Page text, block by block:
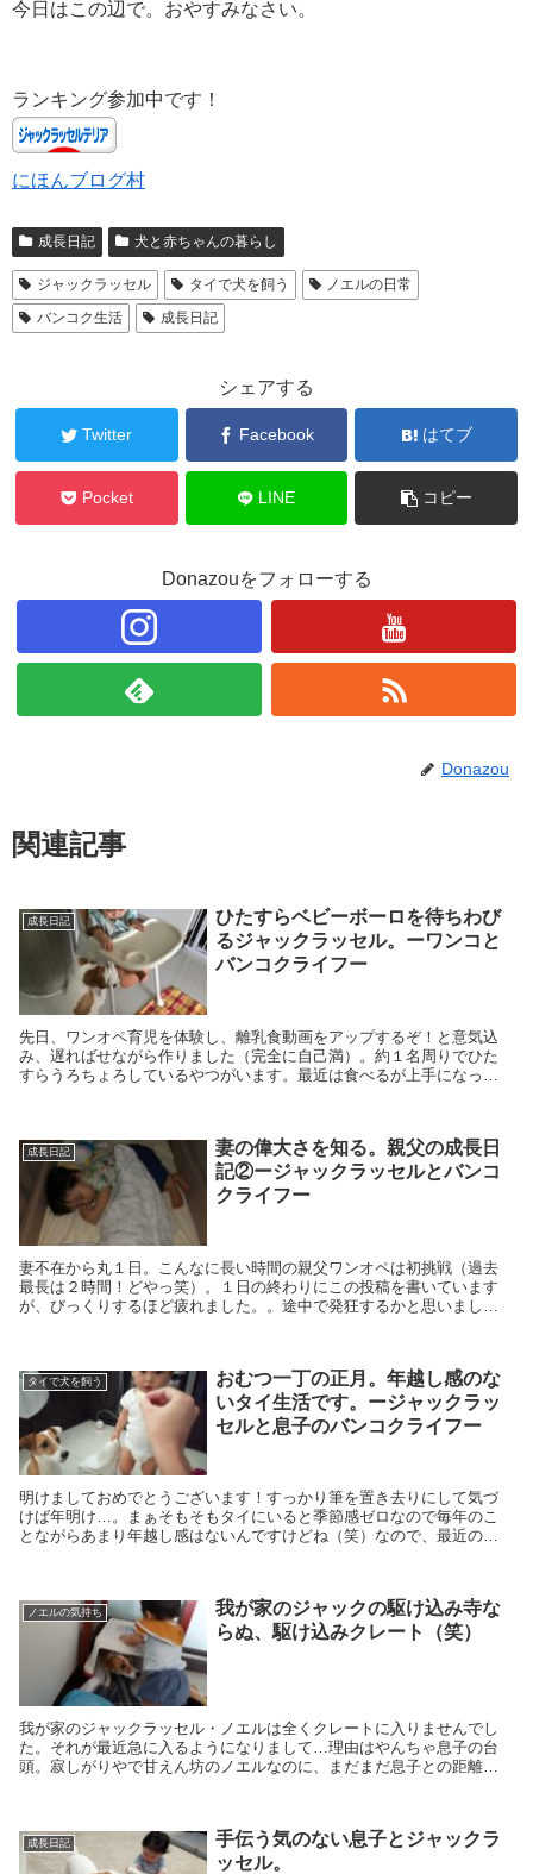
今日はこの辺で。おやすみなさい。
ランキング参加中です！
にほんブログ村
成長日記 犬と赤ちゃんの暮らし
ジャックラッセル タイで犬を飼う
ノエルの日常
バンコク生活
成長日記
シェアする
Twitter Facebook はてブ
Pocket LINE コピー
Donazouをフォローする
Donazou
関連記事
成長日記
ひたすらベビーボーロを待ちわび
るジャックラッセル。ーワンコと
バンコクライフー
先日、ワンオペ育児を体験し、離乳食動画をアップするぞ！と意気込
み、遅ればせながら作りました（完全に自己満）。約１名周りでひた
すらうろちょろしているやつがいます。最近は食べるが上手になった
成長日記
妻の偉大さを知る。親父の成長日
記②ージャックラッセルとバンコ
クライフー
妻不在から丸１日。こんなに長い時間の親父ワンオペは初挑戦（過去
最長は２時間！どやっ笑）。１日の終わりにこの投稿を書いています
が、びっくりするほど疲れました。。途中で発狂するかと思いました
タイで犬を飼う
おむつ一丁の正月。年越し感のな
いタイ生活です。ージャックラッ
セルと息子のバンコクライフー
明けましておめでとうございます！すっかり筆を置き去りにして気づ
けば年明け…。まぁそもそもタイにいると季節感ゼロなので毎年のこ
とながらあまり年越し感はないんですけどね（笑）なので、最近の日
ノエルの気持ち
我が家のジャックの駆け込み寺な
らぬ、駆け込みクレート（笑）
我が家のジャックラッセル・ノエルは全くクレートに入りませんでし
た。それが最近急に入るようになりまして…理由はやんちゃ息子の台
頭。寂しがりやで甘えん坊のノエルなのに、まだまだ息子との距離は
成長日記
手伝う気のない息子とジャックラ
ッセル。